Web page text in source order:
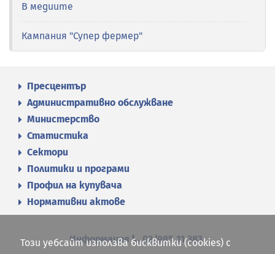
В медиите
Кампания "Супер фермер"
Пресцентър
Административно обслужване
Министерство
Статистика
Сектори
Политики и програми
Профил на купувача
Нормативни актове
Информация 02/985 11 383
Този уебсайт използва бисквитки (cookies) с